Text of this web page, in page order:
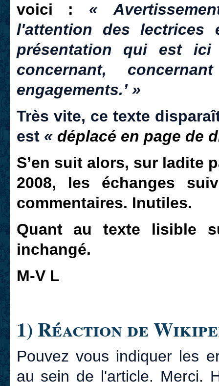
voici : «
l'attention des lectrices
présentation qui est ici
concernant,
engagements.’ »
Très vite, ce texte
est« déplacé en page de
S’en suit alors, sur ladite
2008, les échanges
commentaires. Inutiles.
Quant au texte lisible
inchangé.
M-V L
1) Réaction de
Pouvez vous indiquer les
au sein de l'article. Merci.